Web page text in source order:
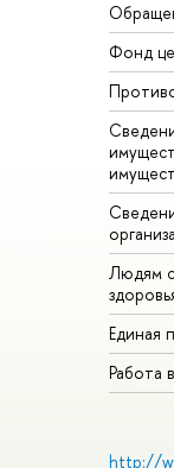
Фонд
Людям
Единая
Работа
http://